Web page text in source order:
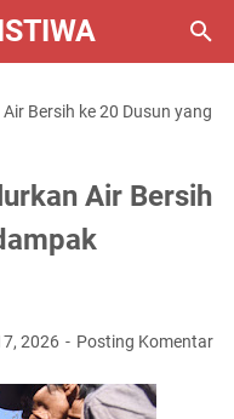
Bersih ke 20 Dusun yang
Air Bersih
2026 Posting Komentar